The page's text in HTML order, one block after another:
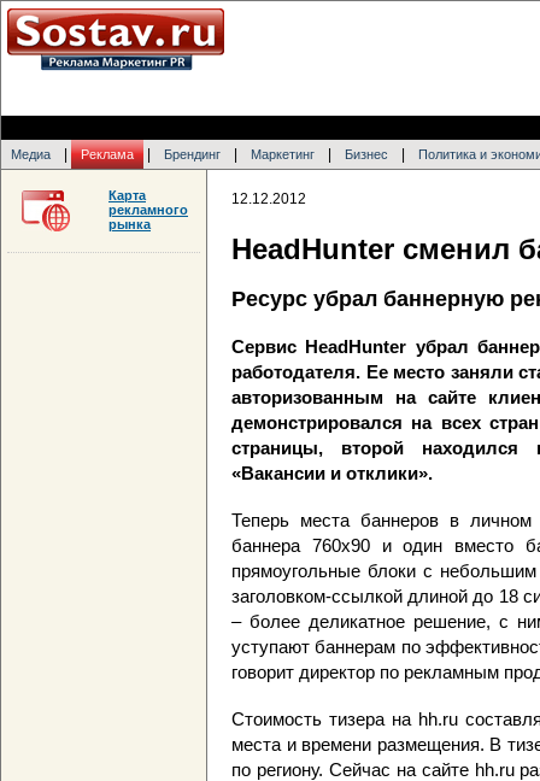
Медиа Реклама Брендинг Маркетинг Бизнес Политика и
12.12.2012
HeadHunter сменил
Ресурс убрал баннерную
Сервис HeadHunter убрал
работодателя. Ее место заняли
авторизованным на сайте
демонстрировался на всех
страницы, второй
«Вакансии и отклики».
Теперь места баннеров в личном
баннера 760х90 и один вместо
прямоугольные блоки с
заголовком-ссылкой длиной до 18
– более деликатное решение, с
уступают баннерам по
говорит директор по рекламным
Стоимость тизера на hh.ru
места и времени размещения. В
по региону. Сейчас на сайте hh.ru
Карта
рекламного
рынка